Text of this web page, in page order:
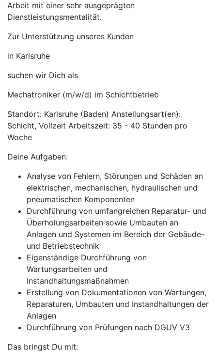
Arbeit mit einer sehr ausgeprägten
Dienstleistungsmentalität.
Zur Unterstützung unseres Kunden
in Karlsruhe
suchen wir Dich als
Mechatroniker (m/w/d) im Schichtbetrieb
Standort: Karlsruhe (Baden) Anstellungsart(en):
Schicht, Vollzeit Arbeitszeit: 35 - 40 Stunden pro
Woche
Deine Aufgaben:
Analyse von Fehlern, Störungen und Schäden an
elektrischen, mechanischen, hydraulischen und
pneumatischen Komponenten
Durchführung von umfangreichen Reparatur- und
Überholungsarbeiten sowie Umbauten an
Anlagen und Systemen im Bereich der Gebäude-
und Betriebstechnik
Eigenständige Durchführung von
Wartungsarbeiten und
Instandhaltungsmaßnahmen
Erstellung von Dokumentationen von Wartungen,
Reparaturen, Umbauten und Instandhaltungen der
Anlagen
Durchführung von Prüfungen nach DGUV V3
Das bringst Du mit: